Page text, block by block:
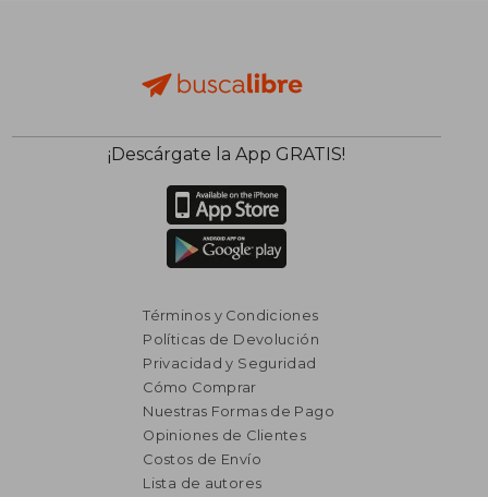
¡Descárgate la App GRATIS!
Términos y Condiciones
Políticas de Devolución
Privacidad y Seguridad
Cómo Comprar
Nuestras Formas de Pago
Opiniones de Clientes
Costos de Envío
Lista de autores